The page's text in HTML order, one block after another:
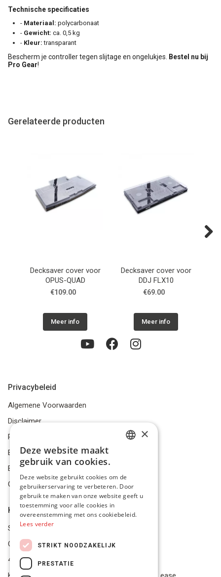
Technische specificaties
- Materiaal: polycarbonaat
- Gewicht: ca. 0,5 kg
- Kleur: transparant
Bescherm je controller tegen slijtage en ongelukjes.
Bestel nu bij
Pro Gear!
Gerelateerde producten
Decksaver cover voor
OPUS-QUAD
€109.00
Meer info
Decksaver cover voor
DDJ FLX10
€69.00
Meer info
Privacybeleid
Algemene Voorwaarden
Disclaimer
Privacybeleid
Bestelling herroepen
Betalingsmiddelen
Geschillen
Klantenservice
Service Center
Onze winkel
4.9 op 5 gescoord op Trustpilot
ENGLISH
×
Deze website maakt
gebruik van cookies.
Deze website gebruikt cookies om de
gebruikerservaring te verbeteren. Door
gebruik te maken van onze website geeft u
toestemming voor alle cookies in
overeenstemming met ons cookiebeleid.
Lees verder
STRIKT NOODZAKELIJK
PRESTATIE